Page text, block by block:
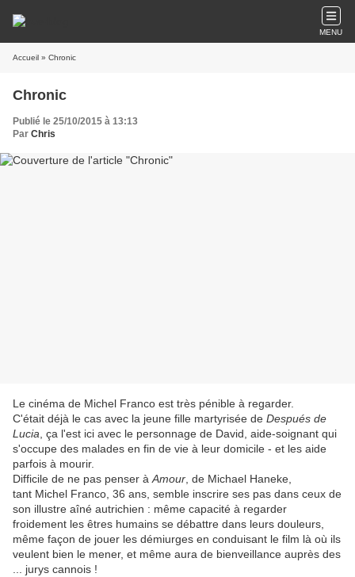
MENU
Accueil » Chronic
Chronic
Publié le 25/10/2015 à 13:13
Par Chris
Le cinéma de Michel Franco est très pénible à regarder.
C'était déjà le cas avec la jeune fille martyrisée de Después de
Lucia , ça l'est ici avec le personnage de David, aide-soignant qui
s'occupe des malades en fin de vie à leur domicile - et les aide
parfois à mourir.
Difficile de ne pas penser à Amour , de Michael Haneke,
tant Michel Franco, 36 ans, semble inscrire ses pas dans ceux de
son illustre aîné autrichien : même capacité à regarder
froidement les êtres humains se débattre dans leurs douleurs,
même façon de jouer les démiurges en conduisant le film là où ils
veulent bien le mener, et même aura de bienveillance auprès des
... jurys cannois !